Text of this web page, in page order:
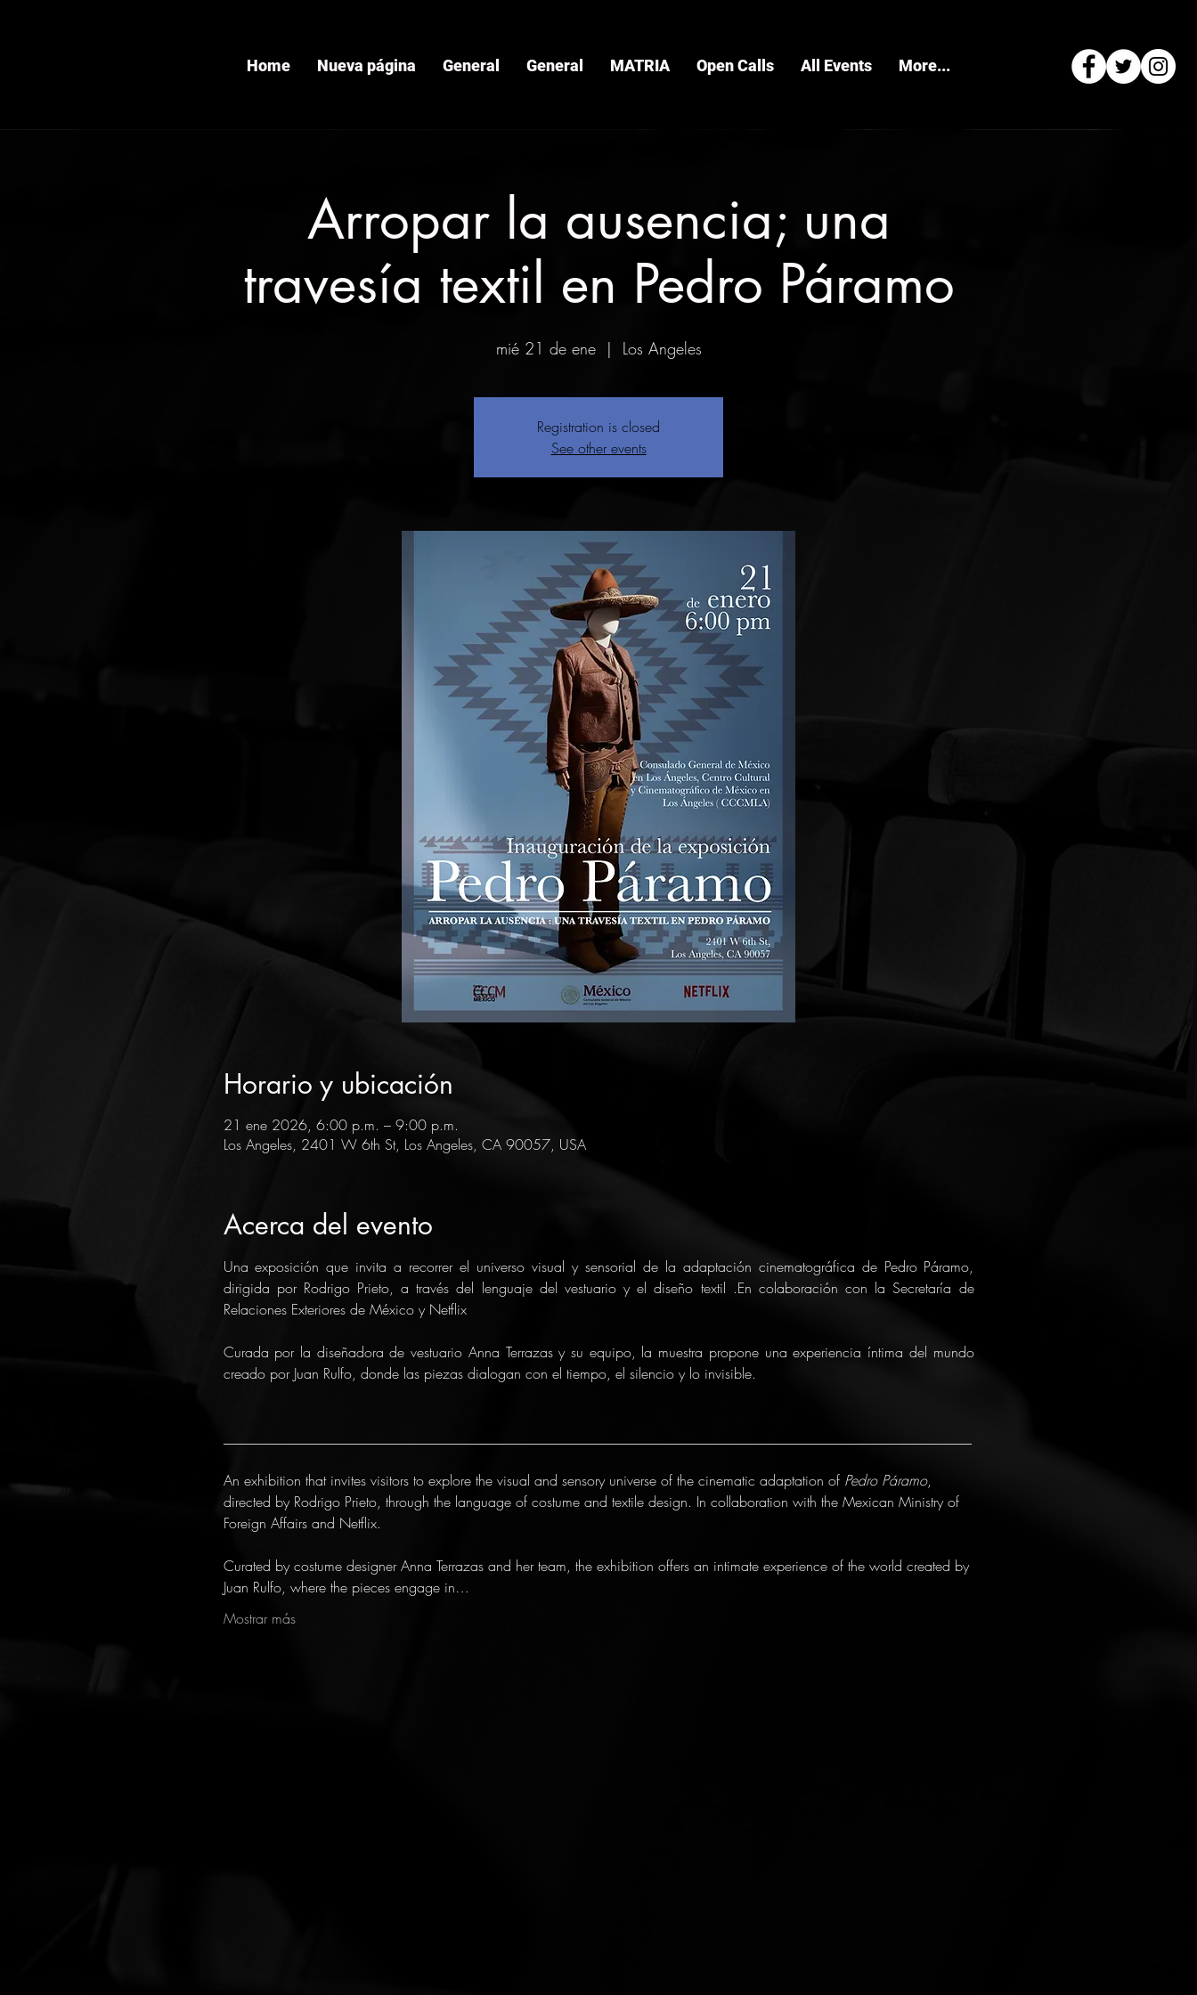
Home Nueva página General General MATRIA Open Calls All Events More...
Arropar la ausencia; una
travesía textil en Pedro Páramo
mié 21 de ene
  |
Los Angeles
Registration is closed
See other events
Horario y ubicación
21 ene 2026, 6:00 p.m. – 9:00 p.m.
Los Angeles, 2401 W 6th St, Los Angeles, CA 90057, USA
Acerca del evento
Una exposición que invita a recorrer el universo visual y sensorial de la adaptación cinematográfica de Pedro Páramo,
dirigida por Rodrigo Prieto, a través del lenguaje del vestuario y el diseño textil .En colaboración con la Secretaría de
Relaciones Exteriores de México y Netflix
Curada por la diseñadora de vestuario Anna Terrazas y su equipo, la muestra propone una experiencia íntima del mundo
creado por Juan Rulfo, donde las piezas dialogan con el tiempo, el silencio y lo invisible.
An exhibition that invites visitors to explore the visual and sensory universe of the cinematic adaptation of Pedro Páramo,
directed by Rodrigo Prieto, through the language of costume and textile design. In collaboration with the Mexican Ministry of
Foreign Affairs and Netflix.
Curated by costume designer Anna Terrazas and her team, the exhibition offers an intimate experience of the world created by
Juan Rulfo, where the pieces engage in…
Mostrar más